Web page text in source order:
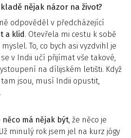
nějak názor na život?
odpověděl v předcházející
a klid. Otevřela mi cestu k sobě
To, co bych asi vyzdvihl je
v Indii učí přijímat vše takové,
na dílijském letišti. Když
tam jsou, musí Indii opustit,
něco má nějak být, že něco je
minulý rok jsem jel na kurz jógy